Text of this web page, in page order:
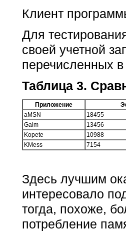
Клиент
Для
своей учетной
перечисленных
Таблица 3.
Приложение
aMSN
18455
Gaim
13456
Kopete
10988
KMess
7154
Здесь лучшим
интересовало
тогда, похоже,
потребление